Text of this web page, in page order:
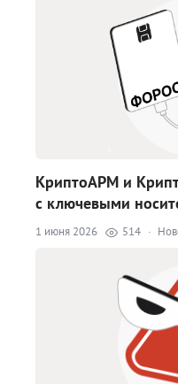
КриптоАРМ и
с ключевыми
1 июня 2026 514 ·